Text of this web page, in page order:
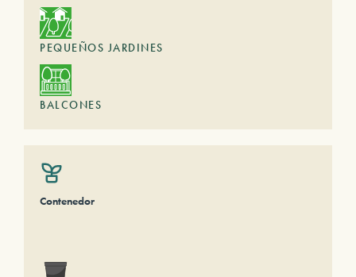
PEQUEÑOS JARDINES
BALCONES
Contenedor